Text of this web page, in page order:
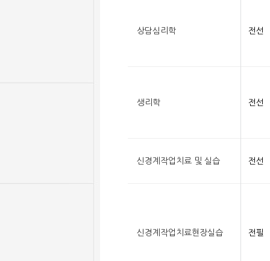
상담심리학 전선
생리학 전선
신경계작업치료 및 실습 전선
신경계작업치료현장실습 전필